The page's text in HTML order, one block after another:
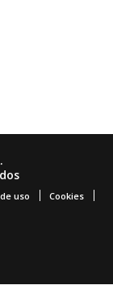
uso Cookies